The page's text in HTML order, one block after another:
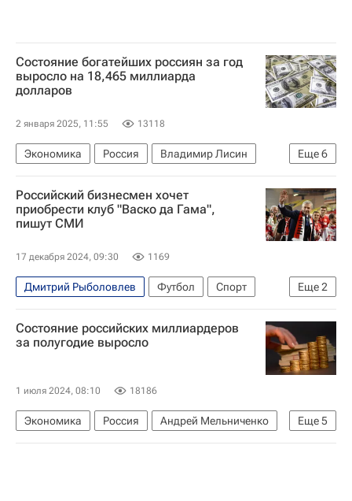
Состояние богатейших россиян за год
выросло на 18,465 миллиарда
долларов
2 января 2025, 11:55 13118
Еще6
Экономика Россия
Владимир Лисин
Владимир Потанин
Вагит Алекперов
Новолипецкий металлургический комбинат
Норильский никель
Российский бизнесмен хочет
приобрести клуб "Васко да Гама",
пишут СМИ
17 декабря 2024, 09:30 1169
Еще2
Дмитрий Рыболовлев Футбол
Спорт
Васко да Гама
Монако
Состояние российских миллиардеров
за полугодие выросло
1 июля 2024, 08:10 18186
Еще5
Экономика Россия
Андрей Мельниченко
Владимир Потанин
Вагит Алекперов